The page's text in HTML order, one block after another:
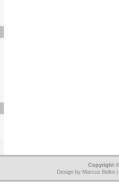
Copyright
Design by Marcus Belke